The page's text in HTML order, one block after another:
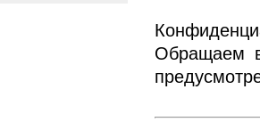
Обращаем